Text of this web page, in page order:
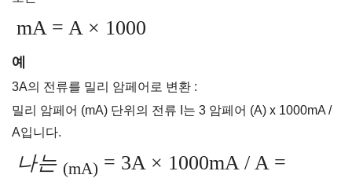
mA = A × 1000
예
3A의 전류를 밀리 암페어로 변환 :
밀리 암페어 (mA) 단위의 전류 I는 3 암페어 (A) x 1000mA /
A입니다.
나는 (mA) = 3A × 1000mA / A =